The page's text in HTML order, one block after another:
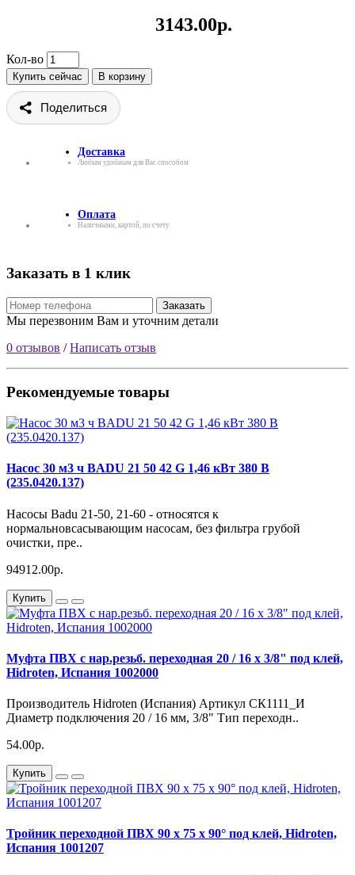
3143.00р.
Кол-во
Купить сейчас В корзину
Поделиться
Доставка
Любым удобным для Вас способом
Оплата
Наличными, картой, по счету
Заказать в 1 клик
Заказать
Мы перезвоним Вам и уточним детали
0 отзывов /Написать отзыв
Рекомендуемые товары
Насос 30 м3 ч BADU 21 50 42 G 1,46 кВт 380 В
(235.0420.137)
Насосы Badu 21-50, 21-60 - относятся к
нормальновсасывающим насосам, без фильтра грубой
очистки, пре..
94912.00р.
Купить
Муфта ПВХ с нар.резьб. переходная 20 / 16 х 3/8" под клей,
Hidroten, Испания 1002000
Производитель Hidroten (Испания) Артикул СК1111_И
Диаметр подключения 20 / 16 мм, 3/8" Тип переходн..
54.00р.
Купить
Тройник переходной ПВХ 90 х 75 х 90° под клей, Hidroten,
Испания 1001207